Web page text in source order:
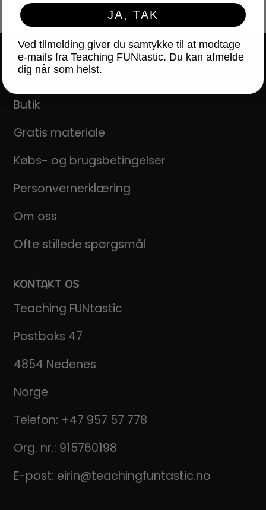
NAVIGATION
Butik
Gratis materiale
Købs- og brugsbetingelser
Personvernerklæring
Om oss
Ofte stillede spørgsmål
KONTAKT OS
Teaching FUNtastic
Postboks 47
4854 Nedenes
Norge
Telefon: +47 957 57 778
Org. nr.: 915760198
E-post: eirin@teachingfuntastic.no
JA, TAK
Ved tilmelding giver du samtykke til at modtage
e-mails fra Teaching FUNtastic. Du kan afmelde
dig når som helst.